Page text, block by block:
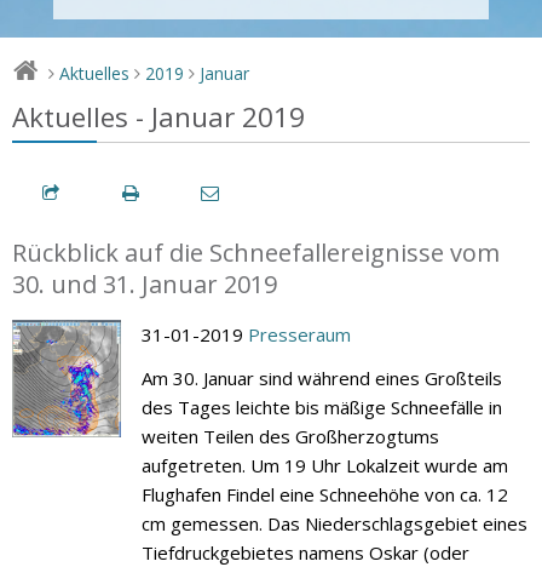
> Aktuelles > 2019 > Januar
Aktuelles - Januar 2019
Rückblick auf die Schneefallereignisse vom
30. und 31. Januar 2019
31-01-2019 Presseraum
Am 30. Januar sind während eines Großteils
des Tages leichte bis mäßige Schneefälle in
weiten Teilen des Großherzogtums
aufgetreten. Um 19 Uhr Lokalzeit wurde am
Flughafen Findel eine Schneehöhe von ca. 12
cm gemessen. Das Niederschlagsgebiet eines
Tiefdruckgebietes namens Oskar (oder